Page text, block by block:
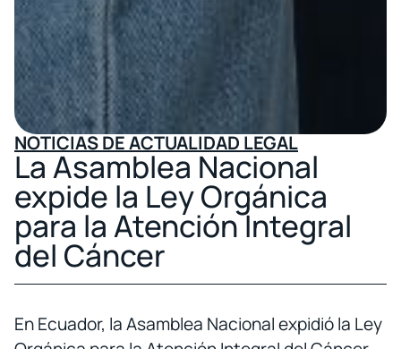
NOTICIAS DE ACTUALIDAD LEGAL
La Asamblea Nacional
expide la Ley Orgánica
para la Atención Integral
del Cáncer
En Ecuador, la Asamblea Nacional expidió la Ley